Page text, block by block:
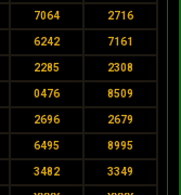
7064 2716
6242 7161
2285 2308
0476 8509
2696 2679
6495 8995
3482 3349